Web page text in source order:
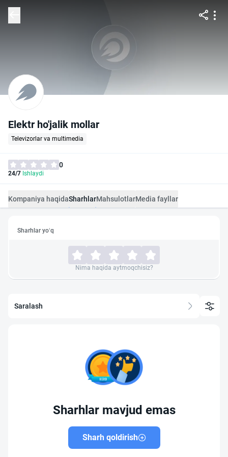
Elektr ho'jalik mollar
Televizorlar va multimedia
0
24/7 Ishlaydi
Kompaniya haqidaSharhlarMahsulotlarMedia fayllar
Sharhlar yo‘q
Nima haqida aytmoqchisiz?
Saralash
Sharhlar mavjud emas
Sharh qoldirish